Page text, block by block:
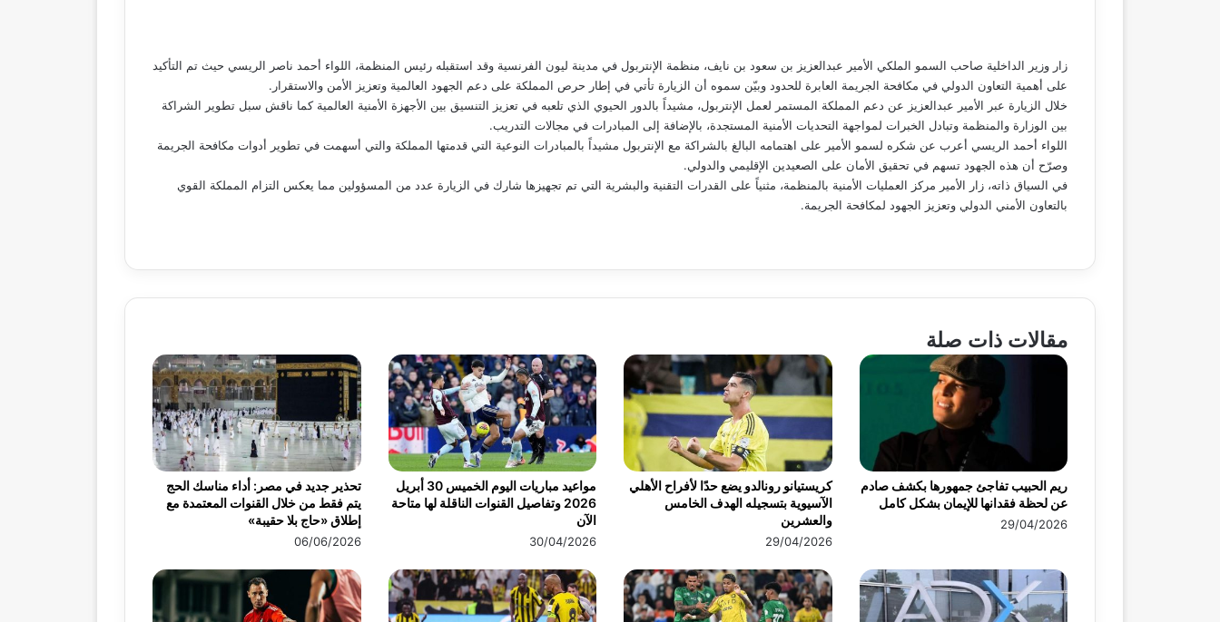
زار وزير الداخلية صاحب السمو الملكي الأمير عبدالعزيز بن سعود بن نايف، منظمة الإنتربول في مدينة ليون الفرنسية وقد استقبله رئيس المنظمة، اللواء أحمد ناصر الريسي حيث تم التأكيد
على أهمية التعاون الدولي في مكافحة الجريمة العابرة للحدود وبيّن سموه أن الزيارة تأتي في إطار حرص المملكة على دعم الجهود العالمية وتعزيز الأمن والاستقرار.
خلال الزيارة عبر الأمير عبدالعزيز عن دعم المملكة المستمر لعمل الإنتربول، مشيداً بالدور الحيوي الذي تلعبه في تعزيز التنسيق بين الأجهزة الأمنية العالمية كما ناقش سبل تطوير الشراكة
بين الوزارة والمنظمة وتبادل الخبرات لمواجهة التحديات الأمنية المستجدة، بالإضافة إلى المبادرات في مجالات التدريب.
اللواء أحمد الريسي أعرب عن شكره لسمو الأمير على اهتمامه البالغ بالشراكة مع الإنتربول مشيداً بالمبادرات النوعية التي قدمتها المملكة والتي أسهمت في تطوير أدوات مكافحة الجريمة
وصرّح أن هذه الجهود تسهم في تحقيق الأمان على الصعيدين الإقليمي والدولي.
في السياق ذاته، زار الأمير مركز العمليات الأمنية بالمنظمة، مثنياً على القدرات التقنية والبشرية التي تم تجهيزها شارك في الزيارة عدد من المسؤولين مما يعكس التزام المملكة القوي
بالتعاون الأمني الدولي وتعزيز الجهود لمكافحة الجريمة.
مقالات ذات صلة
تحذير جديد في مصر: أداء مناسك الحج
يتم فقط من خلال القنوات المعتمدة مع
إطلاق «حاج بلا حقيبة»
06/06/2026
مواعيد مباريات اليوم الخميس 30 أبريل
2026 وتفاصيل القنوات الناقلة لها متاحة
الآن
30/04/2026
كريستيانو رونالدو يضع حدًا لأفراح الأهلي
الآسيوية بتسجيله الهدف الخامس
والعشرين
29/04/2026
ريم الحبيب تفاجئ جمهورها بكشف صادم
عن لحظة فقدانها للإيمان بشكل كامل
29/04/2026